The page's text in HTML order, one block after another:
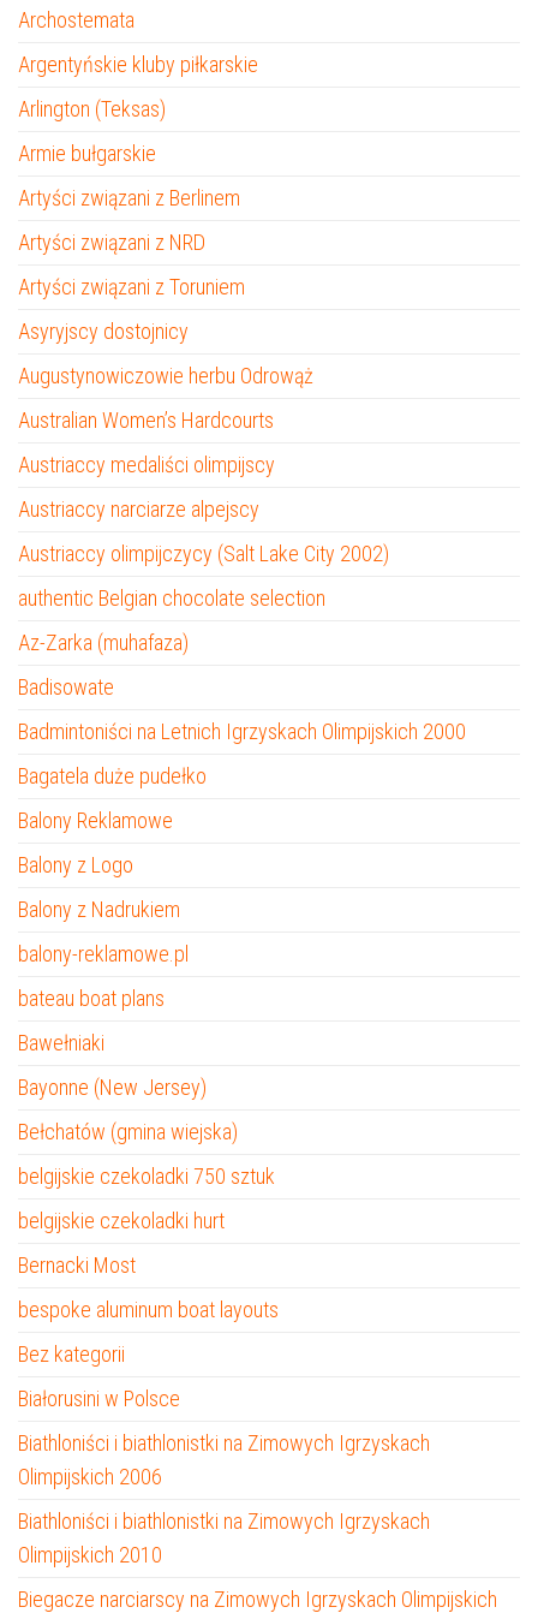
Archostemata
Argentyńskie kluby piłkarskie
Arlington (Teksas)
Armie bułgarskie
Artyści związani z Berlinem
Artyści związani z NRD
Artyści związani z Toruniem
Asyryjscy dostojnicy
Augustynowiczowie herbu Odrowąż
Australian Women’s Hardcourts
Austriaccy medaliści olimpijscy
Austriaccy narciarze alpejscy
Austriaccy olimpijczycy (Salt Lake City 2002)
authentic Belgian chocolate selection
Az-Zarka (muhafaza)
Badisowate
Badmintoniści na Letnich Igrzyskach Olimpijskich 2000
Bagatela duże pudełko
Balony Reklamowe
Balony z Logo
Balony z Nadrukiem
balony-reklamowe.pl
bateau boat plans
Bawełniaki
Bayonne (New Jersey)
Bełchatów (gmina wiejska)
belgijskie czekoladki 750 sztuk
belgijskie czekoladki hurt
Bernacki Most
bespoke aluminum boat layouts
Bez kategorii
Białorusini w Polsce
Biathloniści i biathlonistki na Zimowych Igrzyskach
Olimpijskich 2006
Biathloniści i biathlonistki na Zimowych Igrzyskach
Olimpijskich 2010
Biegacze narciarscy na Zimowych Igrzyskach Olimpijskich